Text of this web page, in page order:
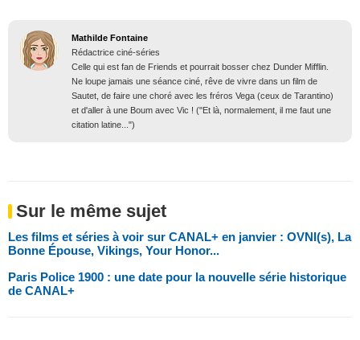
Mathilde Fontaine
Rédactrice ciné-séries
Celle qui est fan de Friends et pourrait bosser chez Dunder Mifflin.
Ne loupe jamais une séance ciné, rêve de vivre dans un film de
Sautet, de faire une choré avec les fréros Vega (ceux de Tarantino)
et d'aller à une Boum avec Vic ! ("Et là, normalement, il me faut une
citation latine...")
Sur le même sujet
Les films et séries à voir sur CANAL+ en janvier : OVNI(s), La
Bonne Épouse, Vikings, Your Honor...
Paris Police 1900 : une date pour la nouvelle série historique
de CANAL+